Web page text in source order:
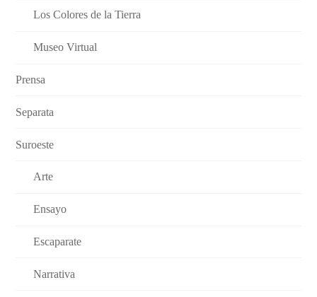
Los Colores de la Tierra
Museo Virtual
Prensa
Separata
Suroeste
Arte
Ensayo
Escaparate
Narrativa